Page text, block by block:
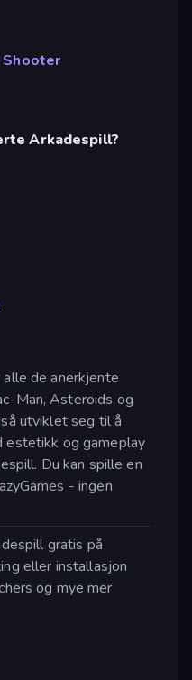
Arkadespill?
de anerkjente
Man, Asteroids og
utviklet seg til å
estetikk og gameplay
Du kan spille en
- ingen
gratis på
eller installasjon
og mye mer